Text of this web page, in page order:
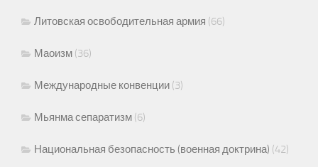
Литовская освободительная армия (66)
Маоизм (36)
Международные конвенции (3)
Мьянма сепаратизм (6)
Национальная безопасность (военная доктрина) (42)